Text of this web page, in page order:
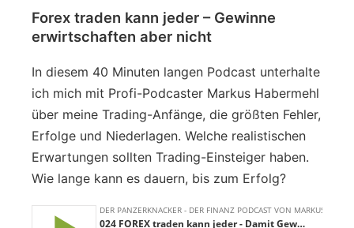
Forex traden kann jeder – Gewinne
erwirtschaften aber nicht
In diesem 40 Minuten langen Podcast unterhalte
ich mich mit Profi-Podcaster Markus Habermehl
über meine Trading-Anfänge, die größten Fehler,
Erfolge und Niederlagen. Welche realistischen
Erwartungen sollten Trading-Einsteiger haben.
Wie lange kann es dauern, bis zum Erfolg?